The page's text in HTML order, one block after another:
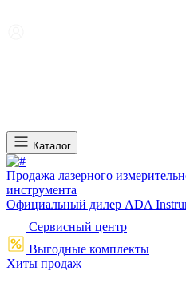
Каталог
Продажа лазерного
инструмента
Официальный дилер ADA
Сервисный центр
Выгодные комплекты
Хиты продаж